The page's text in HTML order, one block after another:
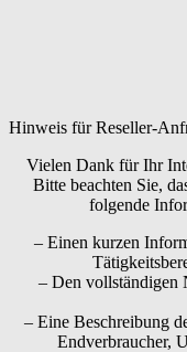
Hinweis für Reseller-
Vielen Dank für Ihr
Bitte beachten Sie,
folgende
– Einen kurzen
– Den vollständigen
– Eine Beschreibung
Endverbraucher,